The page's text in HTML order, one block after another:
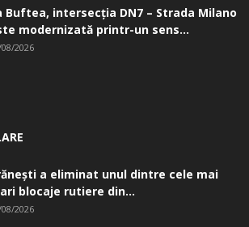
Buftea, intersecţia DN7 – Strada Milano
modernizată printr-un sens...
2026
a eliminat unul dintre cele mai
blocaje rutiere din...
2026